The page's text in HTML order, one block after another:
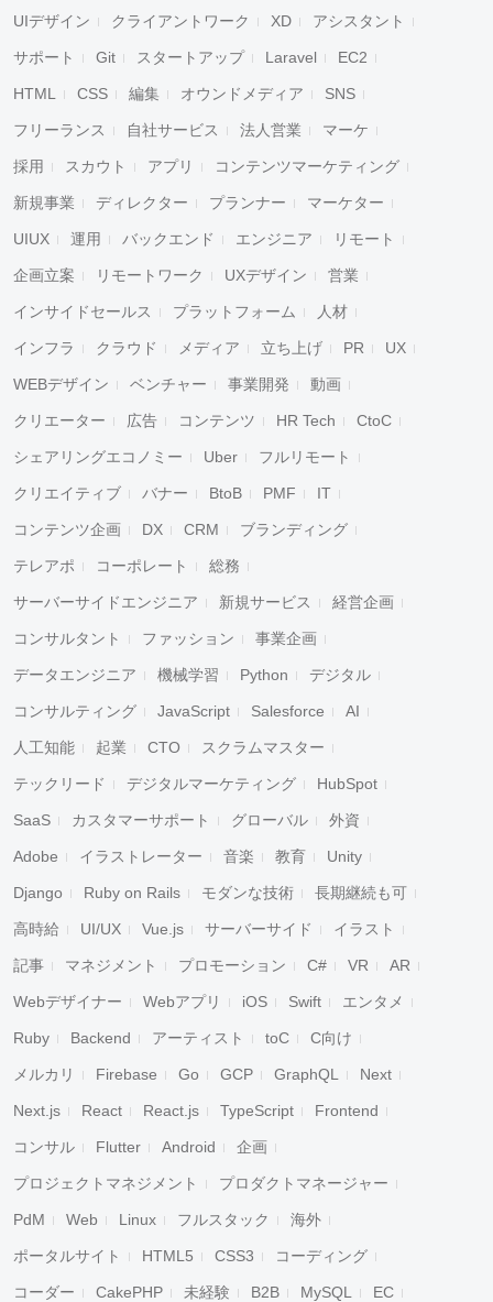
キャンセル 検索
UIデザイン クライアントワーク XD アシスタント
サポート Git スタートアップ Laravel EC2
HTML CSS 編集 オウンドメディア SNS
フリーランス 自社サービス 法人営業 マーケ
採用 スカウト アプリ コンテンツマーケティング
新規事業 ディレクター プランナー マーケター
UIUX 運用 バックエンド エンジニア リモート
企画立案 リモートワーク UXデザイン 営業
インサイドセールス プラットフォーム 人材
インフラ クラウド メディア 立ち上げ PR UX
WEBデザイン ベンチャー 事業開発 動画
クリエーター 広告 コンテンツ HR Tech CtoC
シェアリングエコノミー Uber フルリモート
クリエイティブ バナー BtoB PMF IT
コンテンツ企画 DX CRM ブランディング
テレアポ コーポレート 総務
サーバーサイドエンジニア 新規サービス 経営企画
コンサルタント ファッション 事業企画
データエンジニア 機械学習 Python デジタル
コンサルティング JavaScript Salesforce AI
人工知能 起業 CTO スクラムマスター
テックリード デジタルマーケティング HubSpot
SaaS カスタマーサポート グローバル 外資
Adobe イラストレーター 音楽 教育 Unity
Django Ruby on Rails モダンな技術 長期継続も可
高時給 UI/UX Vue.js サーバーサイド イラスト
記事 マネジメント プロモーション C# VR AR
Webデザイナー Webアプリ iOS Swift エンタメ
Ruby Backend アーティスト toC C向け
メルカリ Firebase Go GCP GraphQL Next
Next.js React React.js TypeScript Frontend
コンサル Flutter Android 企画
プロジェクトマネジメント プロダクトマネージャー
PdM Web Linux フルスタック 海外
ポータルサイト HTML5 CSS3 コーディング
コーダー CakePHP 未経験 B2B MySQL EC